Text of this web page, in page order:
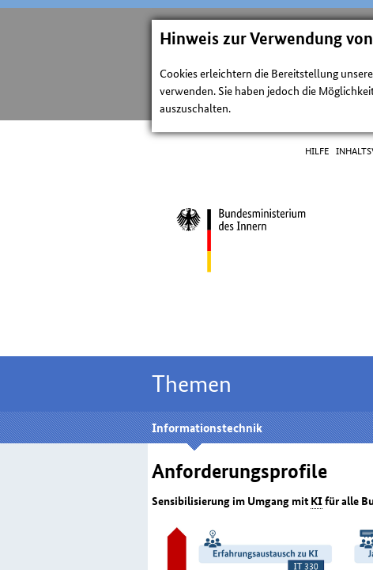
Hinweis zur Verwendung
Cookies erleichtern die Bereitstellung
verwenden. Sie haben jedoch die
auszuschalten.
HILFE
Themen
Informationstechnik
Anforderungsprofile
Sensibilisierung im Umgang mit KIfür alle